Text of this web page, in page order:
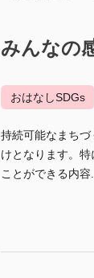
みんなの
おはなしSDGs
持続可能なまち
けとなります。
ことができる内容...